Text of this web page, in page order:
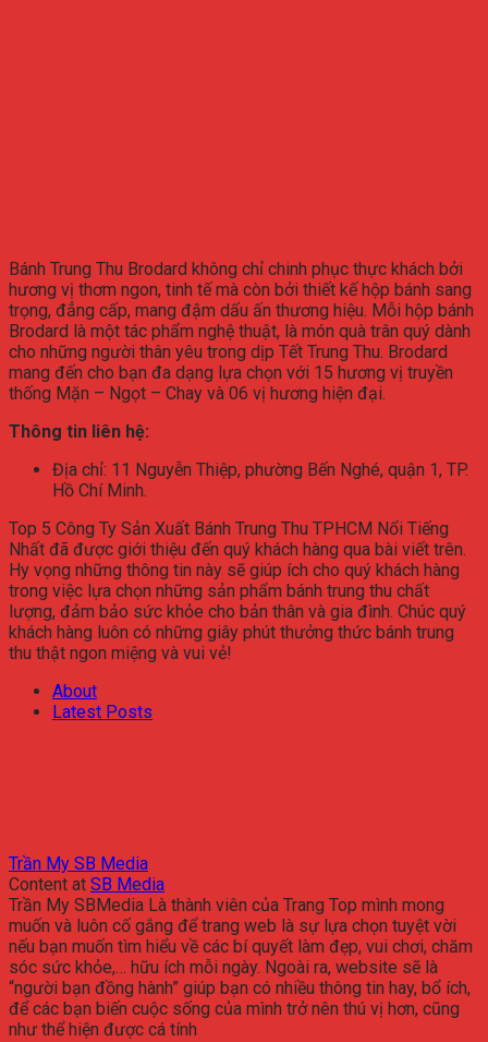
Bánh Trung Thu Brodard không chỉ chinh phục thực khách bởi
hương vị thơm ngon, tinh tế mà còn bởi thiết kế hộp bánh sang
trọng, đẳng cấp, mang đậm dấu ấn thương hiệu. Mỗi hộp bánh
Brodard là một tác phẩm nghệ thuật, là món quà trân quý dành
cho những người thân yêu trong dịp Tết Trung Thu. Brodard
mang đến cho bạn đa dạng lựa chọn với 15 hương vị truyền
thống Mặn – Ngọt – Chay và 06 vị hương hiện đại.
Thông tin liên hệ:
Địa chỉ: 11 Nguyễn Thiệp, phường Bến Nghé, quận 1, TP.
Hồ Chí Minh.
Top 5 Công Ty Sản Xuất Bánh Trung Thu TPHCM Nổi Tiếng
Nhất đã được giới thiệu đến quý khách hàng qua bài viết trên.
Hy vọng những thông tin này sẽ giúp ích cho quý khách hàng
trong việc lựa chọn những sản phẩm bánh trung thu chất
lượng, đảm bảo sức khỏe cho bản thân và gia đình. Chúc quý
khách hàng luôn có những giây phút thưởng thức bánh trung
thu thật ngon miệng và vui vẻ!
About
Latest Posts
Trần My SB Media
Content at SB Media
Trần My SBMedia Là thành viên của Trang Top mình mong
muốn và luôn cố gắng để trang web là sự lựa chọn tuyệt vời
nếu bạn muốn tìm hiểu về các bí quyết làm đẹp, vui chơi, chăm
sóc sức khỏe,… hữu ích mỗi ngày. Ngoài ra, website sẽ là
“người bạn đồng hành” giúp bạn có nhiều thông tin hay, bổ ích,
để các bạn biến cuộc sống của mình trở nên thú vị hơn, cũng
như thể hiện được cá tính